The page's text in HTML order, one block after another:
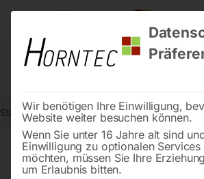
Start Drucklufttechnologie
Wir benötigen Ihre Einwilligung,
Website weiter besuchen können.
Wenn Sie unter 16 Jahre alt sind
Einwilligung zu optionalen Services
möchten, müssen Sie Ihre
um Erlaubnis bitten.